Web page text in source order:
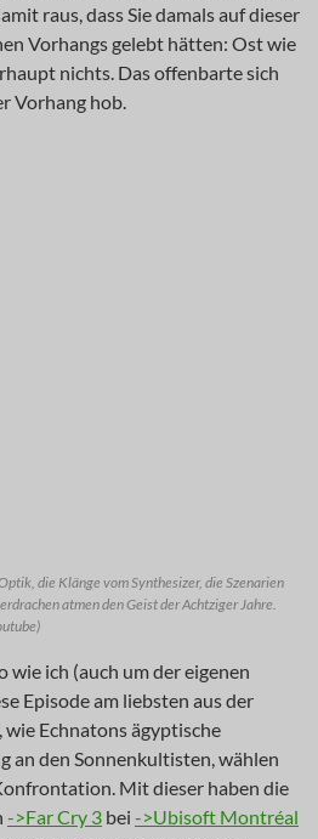
raus, dass Sie damals auf dieser
Vorhangs gelebt hätten: Ost wie
nichts. Das offenbarte sich
Vorhang hob.
die Klänge vom Synthesizer, die Szenarien
atmen den Geist der Achtziger Jahre.
wie ich (auch um der eigenen
Episode am liebsten aus der
Echnatons ägyptische
an den Sonnenkultisten, wählen
Mit dieser haben die
->Far Cry 3 bei ->Ubisoft Montréal